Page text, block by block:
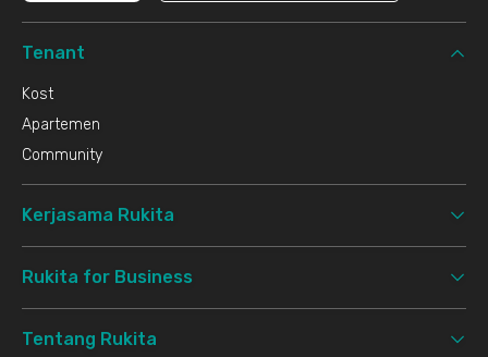
Tenant
Kost
Apartemen
Community
Kerjasama Rukita
Rukita for Business
Tentang Rukita